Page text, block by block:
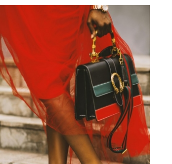
NAJLEPŠE „TOP HANDLE“ TORBE
OVOG PROLEĆA KOJE ĆETE
ČUVATI GODINA...
Elegantne torbe koje će upotpuniti vaš
prolećni izgled...
PROČITAJTE JOŠ